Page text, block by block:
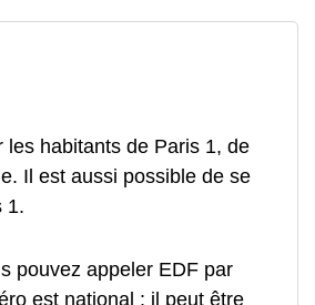
habitants de Paris 1, de
Il est aussi possible de se
1.
pouvez appeler EDF par
est national : il peut être